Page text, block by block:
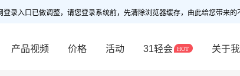
录入口已做调整，请您登录系统前，先清除浏览器缓存，由此给您带来的
产品视频 价格 活动 31轻会 关于我